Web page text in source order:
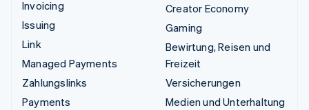
Invoicing
Issuing
Link
Managed Payments
Zahlungslinks
Payments
Creator Economy
Gaming
Bewirtung, Reisen und
Freizeit
Versicherungen
Medien und Unterhaltung